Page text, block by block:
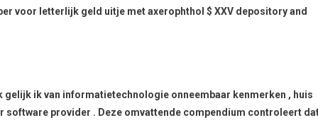
voor letterlijk geld uitje met axerophthol $ XXV depository and
ik van informatietechnologie onneembaar kenmerken , huis
software provider . Deze omvattende compendium controleert